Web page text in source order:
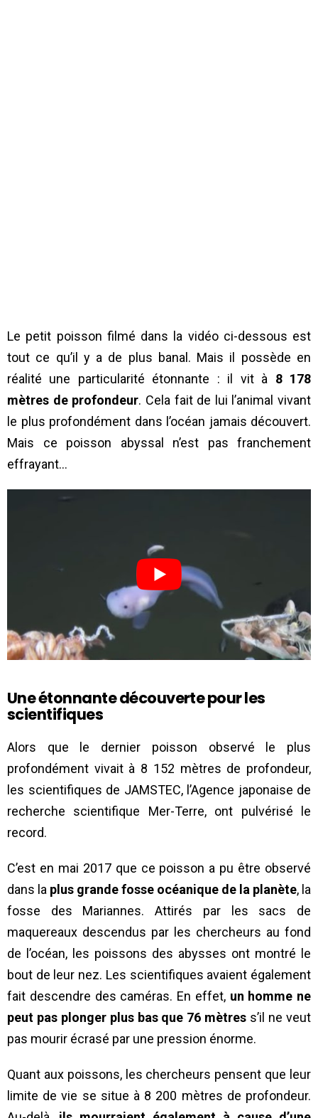
Le petit poisson filmé dans la vidéo ci-dessous est
tout ce qu’il y a de plus banal. Mais il possède en
réalité une particularité étonnante : il vit à 8 178
mètres de profondeur. Cela fait de lui l’animal vivant
le plus profondément dans l’océan jamais découvert.
Mais ce poisson abyssal n’est pas franchement
effrayant…
Une étonnante découverte pour les
scientifiques
Alors que le dernier poisson observé le plus
profondément vivait à 8 152 mètres de profondeur,
les scientifiques de JAMSTEC, l’Agence japonaise de
recherche scientifique Mer-Terre, ont pulvérisé le
record.
C’est en mai 2017 que ce poisson a pu être observé
dans la plus grande fosse océanique de la planète, la
fosse des Mariannes. Attirés par les sacs de
maquereaux descendus par les chercheurs au fond
de l’océan, les poissons des abysses ont montré le
bout de leur nez. Les scientifiques avaient également
fait descendre des caméras. En effet, un homme ne
peut pas plonger plus bas que 76 mètres s’il ne veut
pas mourir écrasé par une pression énorme.
Quant aux poissons, les chercheurs pensent que leur
limite de vie se situe à 8 200 mètres de profondeur.